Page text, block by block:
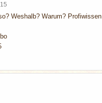
Weshalb? Warum? Profiwissen